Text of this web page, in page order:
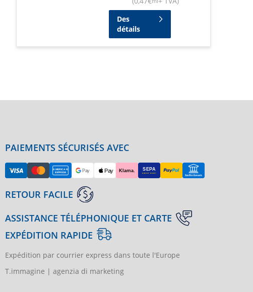
Des
détails
PAIEMENTS SÉCURISÉS AVEC
RETOUR FACILE
ASSISTANCE TÉLÉPHONIQUE ET CARTE
EXPÉDITION RAPIDE
Expédition par courrier express dans toute l'Europe
T.immagine | agenzia di marketing